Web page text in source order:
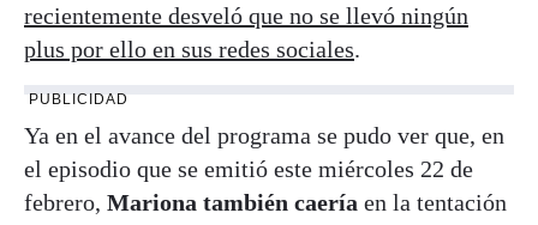
recientemente desveló que no se llevó ningún
plus por ello en sus redes sociales.
PUBLICIDAD
Ya en el avance del programa se pudo ver que, en
el episodio que se emitió este miércoles 22 de
febrero, Mariona también caería en la tentación